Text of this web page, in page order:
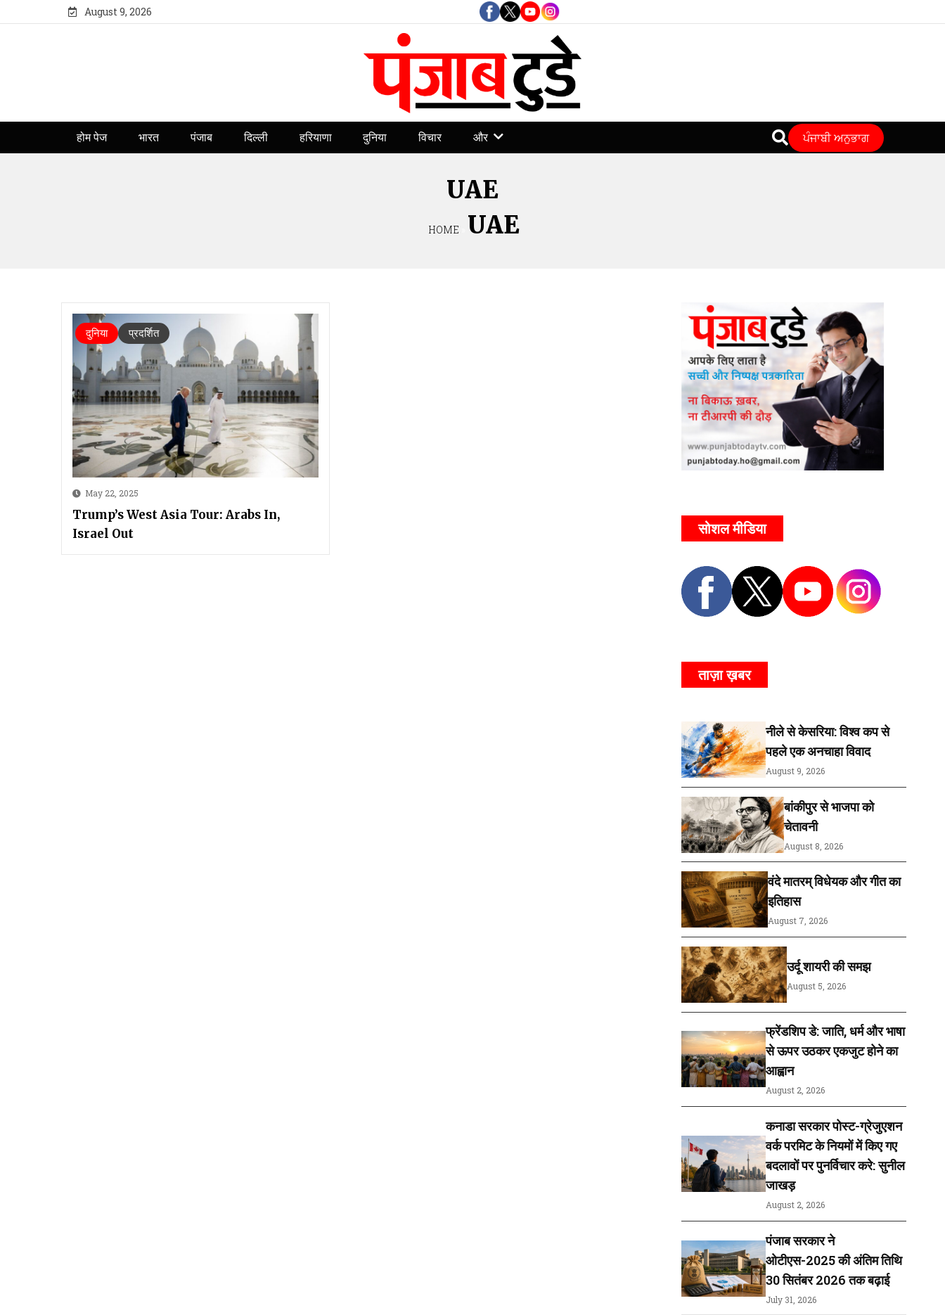
August 9, 2026
होम पेज भारत पंजाब दिल्ली हरियाणा दुनिया विचार और ਪੰਜਾਬੀ ਅਨੁਭਾਗ
UAE
HOME UAE
May 22, 2025
Trump’s West Asia Tour: Arabs In,
Israel Out
दुनिया प्रदर्शित
सोशल मीडिया
ताज़ा ख़बर
नीले से केसरिया: विश्व कप से
पहले एक अनचाहा विवाद
August 9, 2026
बांकीपुर से भाजपा को
चेतावनी
August 8, 2026
वंदे मातरम् विधेयक और गीत का
इतिहास
August 7, 2026
उर्दू शायरी की समझ
August 5, 2026
फ्रेंडशिप डे: जाति, धर्म और भाषा
से ऊपर उठकर एकजुट होने का
आह्वान
August 2, 2026
कनाडा सरकार पोस्ट-ग्रेजुएशन
वर्क परमिट के नियमों में किए गए
बदलावों पर पुनर्विचार करे: सुनील
जाखड़
August 2, 2026
पंजाब सरकार ने
ओटीएस-2025 की अंतिम तिथि
30 सितंबर 2026 तक बढ़ाई
July 31, 2026